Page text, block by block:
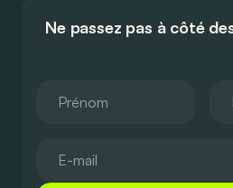
Ne passez pas à côté